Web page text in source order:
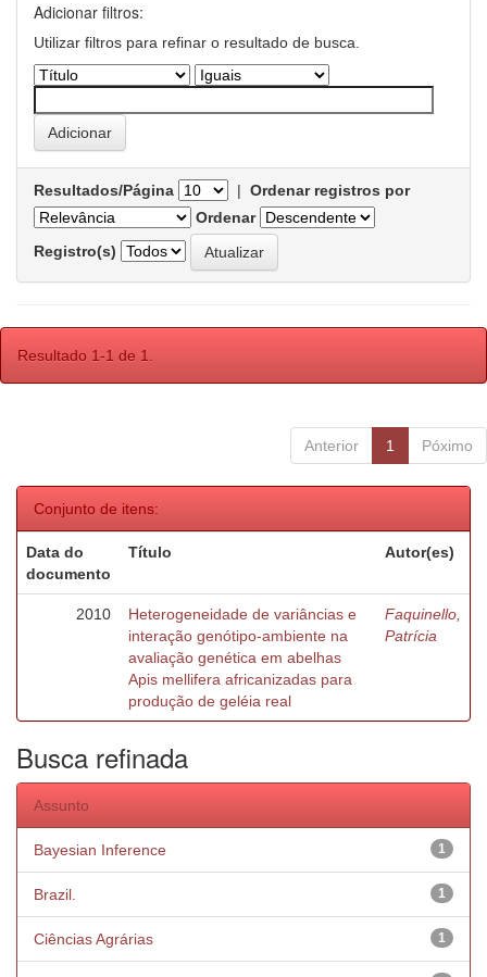
Adicionar filtros:
Utilizar filtros para refinar o resultado de busca.
Resultados/Página | Ordenar registros por
Ordenar
Registro(s)
Resultado 1-1 de 1.
Anterior 1 Póximo
Conjunto de itens:
Data do
documento
Título Autor(es)
2010
Heterogeneidade de variâncias e
interação genótipo-ambiente na
avaliação genética em abelhas
Apis mellifera africanizadas para
produção de geléia real
Faquinello,
Patrícia
Busca refinada
Assunto
1
Bayesian Inference
1
Brazil.
1
Ciências Agrárias